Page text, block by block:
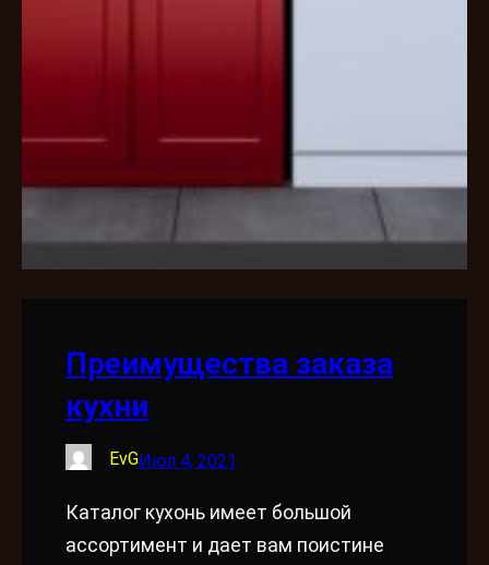
Преимущества заказа
кухни
EvGИюл 4, 2021
Каталог кухонь имеет большой
ассортимент и дает вам поистине